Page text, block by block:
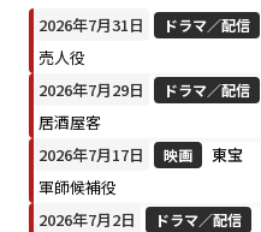
2026年7月31日 ドラマ／配信
売人役
2026年7月29日
ドラマ／配信
居酒屋客
2026年7月17日
映画 東宝
軍師候補役
2026年7月2日
ドラマ／配信